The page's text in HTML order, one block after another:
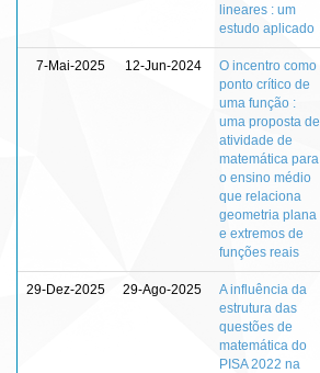
lineares : um
estudo aplicado
7-Mai-2025 12-Jun-2024
O incentro como
ponto crítico de
uma função :
uma proposta de
atividade de
matemática para
o ensino médio
que relaciona
geometria plana
e extremos de
funções reais
29-Dez-2025 29-Ago-2025
A influência da
estrutura das
questões de
matemática do
PISA 2022 na